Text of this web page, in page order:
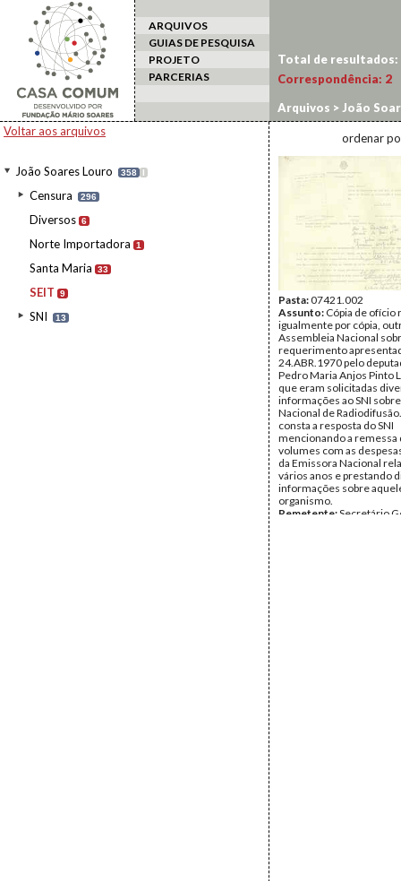
ARQUIVOS
GUIAS DE PESQUISA
PROJETO
PARCERIAS
Voltar aos arquivos
João Soares Louro 358 I
Censura 296
Diversos 6
Norte Importadora 1
Santa Maria 33
SEIT 9
SNI 13
Total de resultados:
Correspondência: 2
Arquivos > João
ordenar
Pasta:07421.002
Assunto: Cópia de
igualmente por cópia,
Assembleia Nacional
requerimento
24.ABR.1970 pelo
Pedro Maria Anjos Pinto
que eram solicitadas
informações ao SNI
Nacional de
consta a resposta do SNI
mencionando a remessa
volumes com as
da Emissora Nacional
vários anos e prestando
informações sobre
organismo.
Remetente: Secretário